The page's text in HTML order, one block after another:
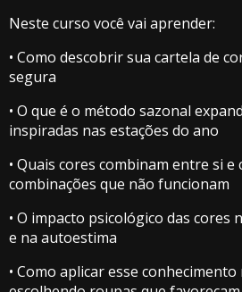
Neste curso você vai aprender:
• Como descobrir sua cartela de
segura
• O que é o método sazonal
inspiradas nas estações do ano
• Quais cores combinam entre si e
combinações que não funcionam
• O impacto psicológico das
e na autoestima
• Como aplicar esse